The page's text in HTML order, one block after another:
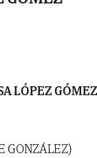
LÓPEZ GÓMEZ
GONZÁLEZ)